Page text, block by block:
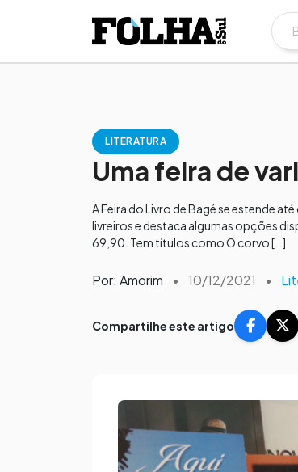
LITERATURA
Uma feira de
A Feira do Livro de Bagé se estende
livreiros e destaca algumas opções
69,90. Tem títulos como O corvo […]
Por: Amorim • 10/12/2021 •
Compartilhe este artigo